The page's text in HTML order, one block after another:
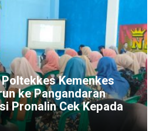
Headline
Wisatawan Asal Bandung
Arus di Pantai Pangandaran
Meninggal Dunia